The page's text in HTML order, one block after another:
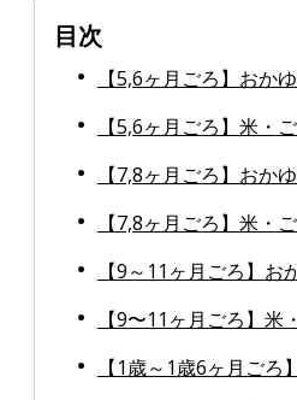
目次
【5,6ヶ月ごろ】おか
【5,6ヶ月ごろ】米・
【7,8ヶ月ごろ】おか
【7,8ヶ月ごろ】米・
【9～11ヶ月ごろ】お
【9〜11ヶ月ごろ】
【1歳～1歳6ヶ月ご